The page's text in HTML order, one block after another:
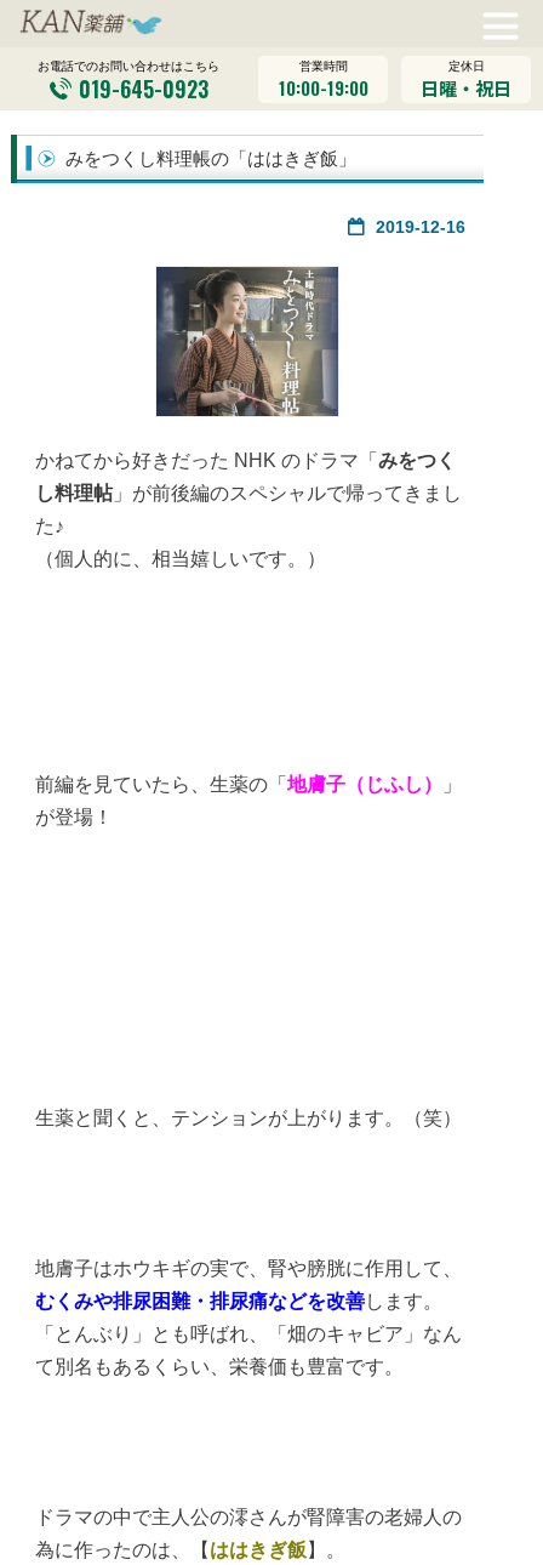
お電話でのお問い合わせはこちら
019-645-0923
営業時間
10:00-19:00
定休日
日曜・祝日
みをつくし料理帳の「ははきぎ飯」
2019-12-16
かねてから好きだった NHK のドラマ「 みをつく
し料理帖」が前後編のスペシャルで帰ってきまし
た♪
（個人的に、相当嬉しいです。）
前編を見ていたら、生薬の「 地膚子（じふし）
」
が登場！
生薬と聞くと、テンションが上がります。（笑）
地膚子はホウキギの実で、腎や膀胱に作用して、
むくみや排尿困難・排尿痛などを改善します。
「とんぶり」とも呼ばれ、「畑のキャビア」なん
て別名もあるくらい、栄養価も豊富です。
ドラマの中で主人公の澪さんが腎障害の老婦人の
為に作ったのは、【 ははきぎ飯 】。